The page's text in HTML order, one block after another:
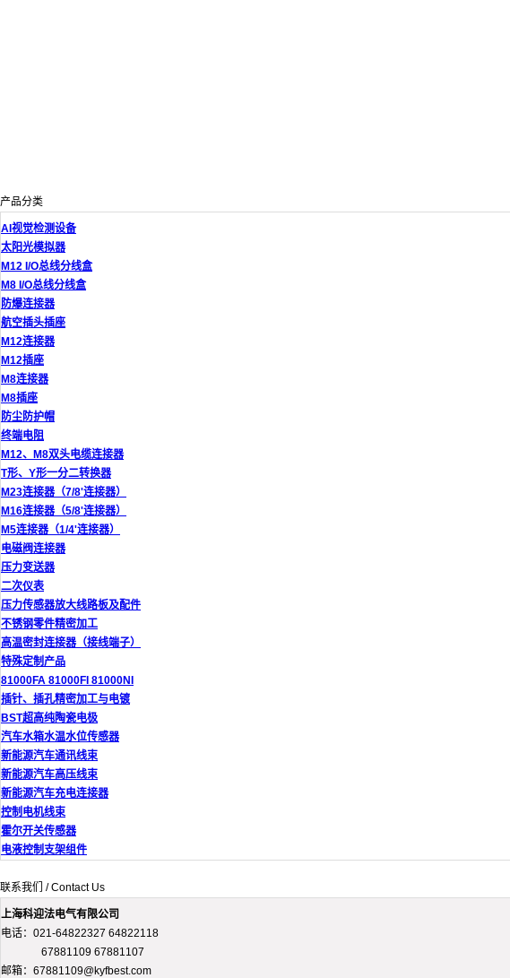
产品分类
AI视觉检测设备
太阳光模拟器
M12 I/O总线分线盒
M8 I/O总线分线盒
防爆连接器
航空插头插座
M12连接器
M12插座
M8连接器
M8插座
防尘防护帽
终端电阻
M12、M8双头电缆连接器
T形、Y形一分二转换器
M23连接器（7/8'连接器）
M16连接器（5/8'连接器）
M5连接器（1/4'连接器）
电磁阀连接器
压力变送器
二次仪表
压力传感器放大线路板及配件
不锈钢零件精密加工
高温密封连接器（接线端子）
特殊定制产品
81000FA 81000FI 81000NI
插针、插孔精密加工与电镀
BST超高纯陶瓷电极
汽车水箱水温水位传感器
新能源汽车通讯线束
新能源汽车高压线束
新能源汽车充电连接器
控制电机线束
霍尔开关传感器
电液控制支架组件
联系我们 / Contact Us
上海科迎法电气有限公司
电话：021-64822327 64822118
67881109 67881107
邮箱：67881109@kyfbest.com